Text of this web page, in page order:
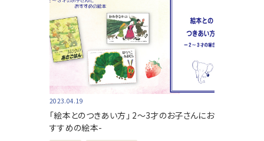
2023.04.19
「絵本とのつきあい方」 2～3才のお子さんにお
すすめの絵本-